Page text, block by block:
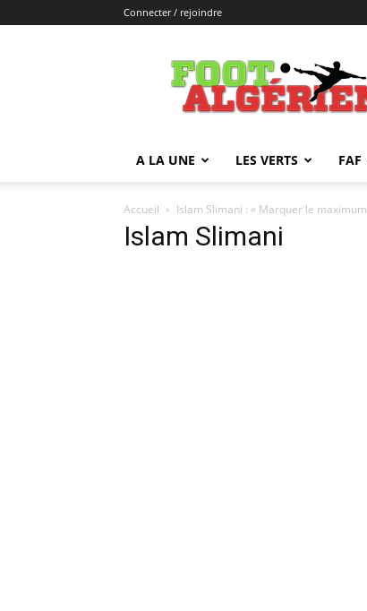
Connecter / rejoindre
FOOTALGERIEN
A LA UNE LES VERTS FAF
Accueil Islam Slimani : « Marquer le
Islam Slimani